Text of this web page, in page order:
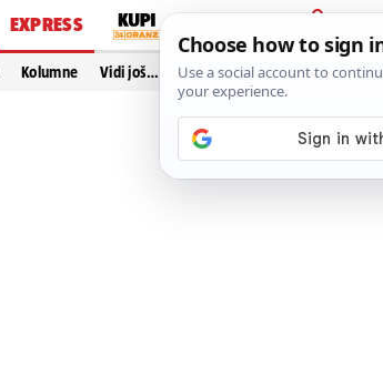
EXPRESS
PRIJAVA
Kolumne Vidi još…